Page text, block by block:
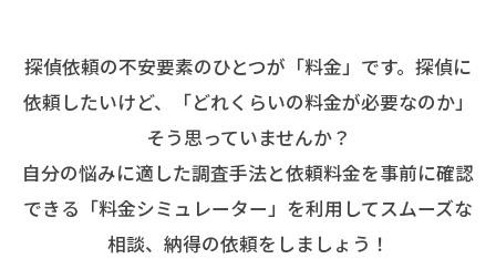
探偵依頼の不安要素のひとつが「料金」です。探偵に
依頼したいけど、「どれくらいの料金が必要なのか」
そう思っていませんか？
自分の悩みに適した調査手法と依頼料金を事前に確認
できる「料金シミュレーター」を利用してスムーズな
相談、納得の依頼をしましょう！